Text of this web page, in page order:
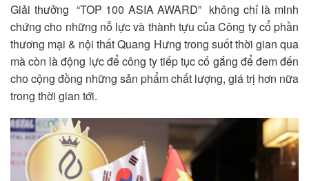
Giải thưởng “TOP 100 ASIA AWARD” không chỉ là minh
chứng cho những nỗ lực và thành tựu của Công ty cổ phần
thương mại & nội thất Quang Hưng trong suốt thời gian qua
mà còn là động lực để công ty tiếp tục cố gắng để đem đến
cho cộng đồng những sản phẩm chất lượng, giá trị hơn nữa
trong thời gian tới.